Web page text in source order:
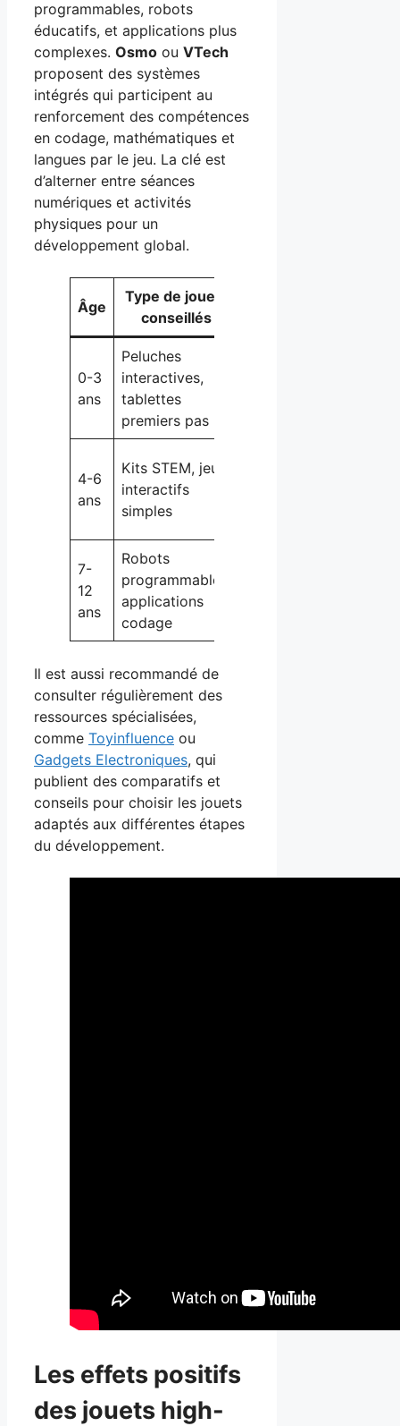
programmables, robots
éducatifs, et applications plus
complexes. Osmo ou VTech
proposent des systèmes
intégrés qui participent au
renforcement des compétences
en codage, mathématiques et
langues par le jeu. La clé est
d’alterner entre séances
numériques et activités
physiques pour un
développement global.
Âge
Type de jouets
conseillés
0-3
ans
Peluches
interactives,
tablettes
premiers pas
4-6
ans
Kits STEM, jeux
interactifs
simples
7-
12
ans
Robots
programmables,
applications
codage
Il est aussi recommandé de
consulter régulièrement des
ressources spécialisées,
comme Toyinfluence ou
Gadgets Electroniques, qui
publient des comparatifs et
conseils pour choisir les jouets
adaptés aux différentes étapes
du développement.
Les effets positifs
des jouets high-